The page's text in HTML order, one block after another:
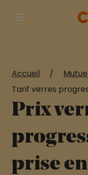
Afficher la
Accueil /
Tarif verres
Prix
prise